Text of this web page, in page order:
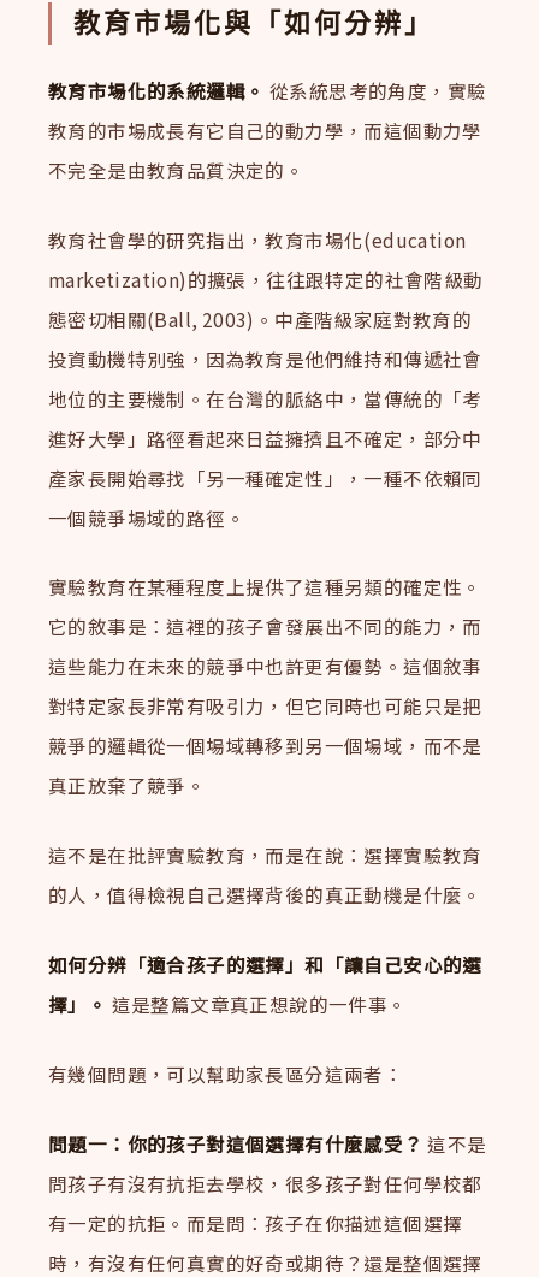
教育市場化與「如何分辨」
教育市場化的系統邏輯。 從系統思考的角度，實驗
教育的市場成長有它自己的動力學，而這個動力學
不完全是由教育品質決定的。
教育社會學的研究指出，教育市場化(education
marketization)的擴張，往往跟特定的社會階級動
態密切相關(Ball, 2003)。中產階級家庭對教育的
投資動機特別強，因為教育是他們維持和傳遞社會
地位的主要機制。在台灣的脈絡中，當傳統的「考
進好大學」路徑看起來日益擁擠且不確定，部分中
產家長開始尋找「另一種確定性」，一種不依賴同
一個競爭場域的路徑。
實驗教育在某種程度上提供了這種另類的確定性。
它的敘事是：這裡的孩子會發展出不同的能力，而
這些能力在未來的競爭中也許更有優勢。這個敘事
對特定家長非常有吸引力，但它同時也可能只是把
競爭的邏輯從一個場域轉移到另一個場域，而不是
真正放棄了競爭。
這不是在批評實驗教育，而是在說：選擇實驗教育
的人，值得檢視自己選擇背後的真正動機是什麼。
如何分辨「適合孩子的選擇」和「讓自己安心的選
擇」。 這是整篇文章真正想說的一件事。
有幾個問題，可以幫助家長區分這兩者：
問題一：你的孩子對這個選擇有什麼感受？ 這不是
問孩子有沒有抗拒去學校，很多孩子對任何學校都
有一定的抗拒。而是問：孩子在你描述這個選擇
時，有沒有任何真實的好奇或期待？還是整個選擇